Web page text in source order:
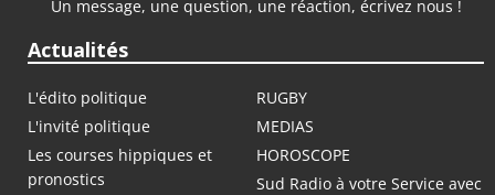
Un message, une question, une réaction, écrivez nous !
Actualités
L'édito politique
RUGBY
L'invité politique
MEDIAS
Les courses hippiques et
pronostics
HOROSCOPE
Sud Radio à votre Service avec